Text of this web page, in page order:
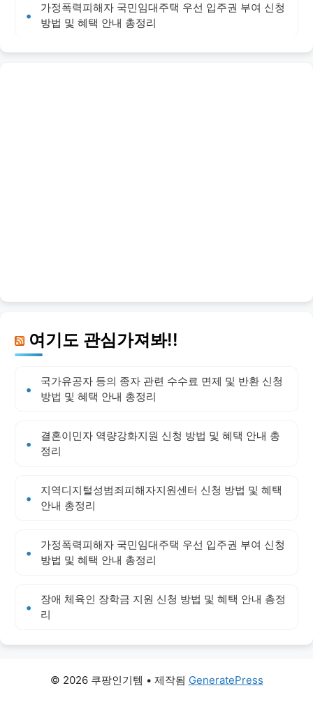
가정폭력피해자 국민임대주택 우선 입주권 부여 신청
방법 및 혜택 안내 총정리
여기도 관심가져봐!!
국가유공자 등의 종자 관련 수수료 면제 및 반환 신청
방법 및 혜택 안내 총정리
결혼이민자 역량강화지원 신청 방법 및 혜택 안내 총
정리
지역디지털성범죄피해자지원센터 신청 방법 및 혜택
안내 총정리
가정폭력피해자 국민임대주택 우선 입주권 부여 신청
방법 및 혜택 안내 총정리
장애 체육인 장학금 지원 신청 방법 및 혜택 안내 총정
리
© 2026 쿠팡인기템 • 제작됨 GeneratePress